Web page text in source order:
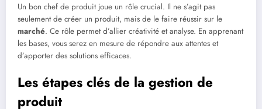
Un bon chef de produit joue un rôle crucial. Il ne s’agit pas
seulement de créer un produit, mais de le faire réussir sur le
marché. Ce rôle permet d’allier créativité et analyse. En apprenant
les bases, vous serez en mesure de répondre aux attentes et
d’apporter des solutions efficaces.
Les étapes clés de la gestion de
produit